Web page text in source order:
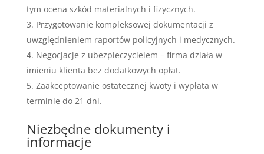
tym ocena szkód materialnych i fizycznych.
Przygotowanie kompleksowej dokumentacji z
uwzględnieniem raportów policyjnych i medycznych.
Negocjacje z ubezpieczycielem – firma działa w
imieniu klienta bez dodatkowych opłat.
Zaakceptowanie ostatecznej kwoty i wypłata w
terminie do 21 dni.
Niezbędne dokumenty i
informacje